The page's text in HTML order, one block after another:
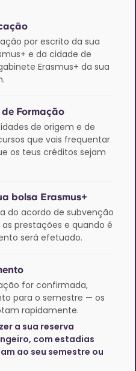
por escrito da sua
e da cidade de
Erasmus+ da sua
Formação
de origem e de
que vais frequentar
os teus créditos sejam
bolsa Erasmus+
do acordo de subvenção
prestações e quando é
será efetuado.
for confirmada,
para o semestre — os
rapidamente.
a sua reserva
com estadias
ao seu semestre ou